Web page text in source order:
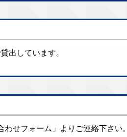
出しています。
せフォーム」よりご連絡下さい。